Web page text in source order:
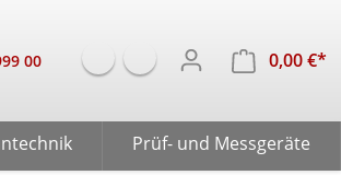
00
0,00 €*
Prüf- und Messgeräte